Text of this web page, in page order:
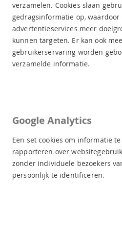
naar
afbeeldingen-
Hoe leuk is deze jas
De jas heeft een
verzamelen. Cookies slaan
gedragsinformatie op, waardoor
advertentieservices meer
kunnen targeten. Er kan ook
gebruikerservaring worden
verzamelde informatie.
Google Analytics
Een set cookies om informatie
rapporteren over
zonder individuele bezoekers
persoonlijk te identificeren.